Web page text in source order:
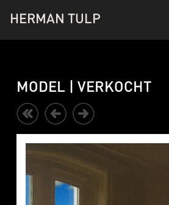
HERMAN TULP
MODEL | VERKOCHT